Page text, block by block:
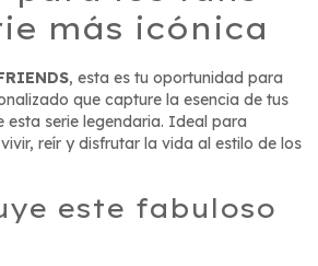
más icónica
, esta es tu oportunidad para
que capture la esencia de tus
esta serie legendaria. Ideal para
reír y disfrutar la vida al estilo de los
este fabuloso